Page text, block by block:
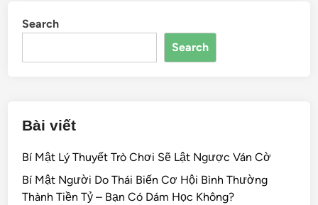
o
o
n s
Search
Search
Bài viết
Bí Mật Lý Thuyết Trò Chơi Sẽ Lật Ngược Ván Cờ
Bí Mật Người Do Thái Biến Cơ Hội Bình Thường
Thành Tiền Tỷ – Bạn Có Dám Học Không?